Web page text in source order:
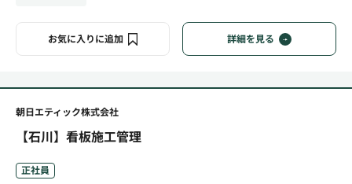
お気に入りに追加 詳細を見る
朝日エティック株式会社
【石川】看板施工管理
正社員